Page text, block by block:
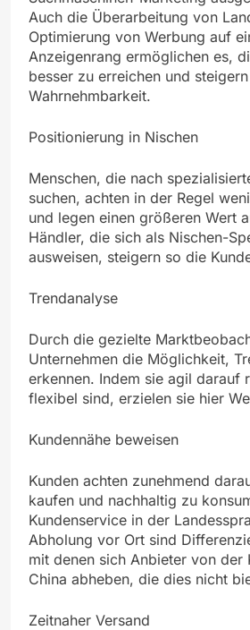
Auch die Überarbeitung von
Optimierung von Werbung auf
Anzeigenrang ermöglichen es,
besser zu erreichen und
Wahrnehmbarkeit.
Positionierung in Nischen
Menschen, die nach
suchen, achten in der Regel
und legen einen größeren Wert
Händler, die sich als Nischen-
ausweisen, steigern so die
Trendanalyse
Durch die gezielte
Unternehmen die Möglichkeit,
erkennen. Indem sie agil darauf
flexibel sind, erzielen sie hier
Kundennähe beweisen
Kunden achten zunehmend
kaufen und nachhaltig zu
Kundenservice in der
Abholung vor Ort sind
mit denen sich Anbieter von der
China abheben, die dies nicht
Zeitnaher Versand